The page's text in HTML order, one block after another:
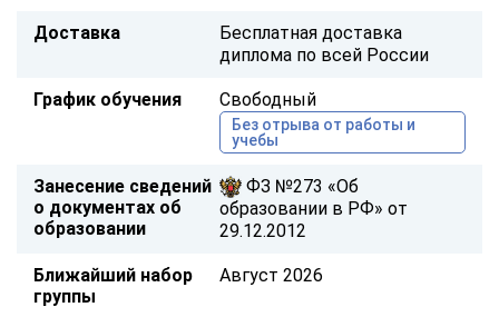
Доставка
Бесплатная доставка
диплома по всей России
График обучения Свободный
Без отрыва от работы и
учебы
Занесение сведений
о документах об
образовании
ФЗ №273 «Об
образовании в РФ» от
29.12.2012
Ближайший набор
группы
Август 2026